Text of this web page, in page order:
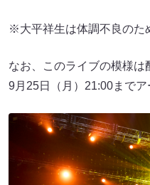
※大平祥生は体調不良のた
なお、このライブの模様
9月25日（月）21:00までア